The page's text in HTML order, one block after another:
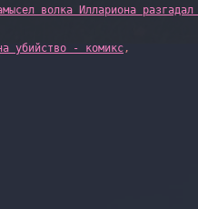
волка Иллариона
убийство - комикс,